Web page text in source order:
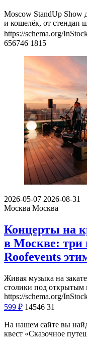
Moscow StandUp Show
и кошелёк, от стендап
https://schema.org/
656746 1815
2026-05-07 2026-08-31
Москва Москва
Концерты на
в Москве: три
Roofevents
Живая музыка на
столики под открытым
https://schema.org/
599 ₽ 14546 31
На нашем сайте вы
квест «Сказочное